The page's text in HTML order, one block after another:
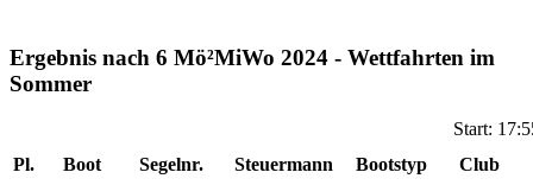
Ergebnis nach 6 Mö²MiWo 2024 - Wettfahrten im
Sommer
Start:
Pl.
Boot Segelnr. Steuermann Bootstyp Club